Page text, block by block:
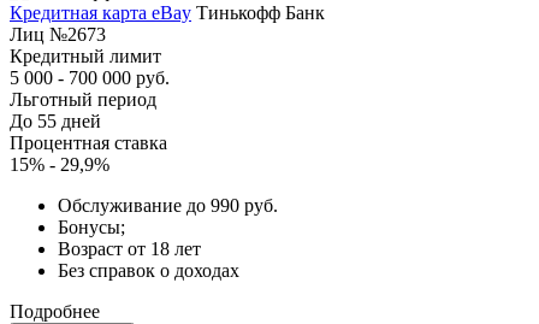
Кредитная карта eBay Тинькофф Банк
Лиц №2673
Кредитный лимит
5 000 - 700 000 руб.
Льготный период
До 55 дней
Процентная ставка
15% - 29,9%
Обслуживание до 990 руб.
Бонусы;
Возраст от 18 лет
Без справок о доходах
Подробнее